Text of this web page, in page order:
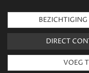
DIRECT